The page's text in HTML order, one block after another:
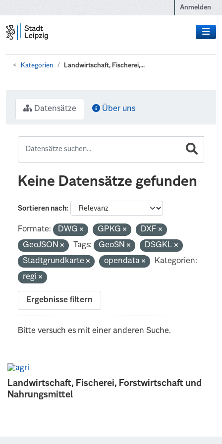
Anmelden
Kategorien Landwirtschaft, Fischerei,...
Landwirtschaft, Fischerei, Forstwirtschaft und
Nahrungsmittel
Datensätze Über uns
Keine Datensätze gefunden
Sortieren nach
Formate: DWG GPKG
DXF
GeoJSON
Tags: GeoSN
DSGKL
Stadtgrundkarte
opendata
Kategorien:
regi
Ergebnisse filtern
Bitte versuch es mit einer anderen Suche.